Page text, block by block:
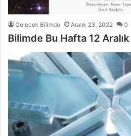
Gelecek Bilimde Aralık 23, 2022 0
Bilimde Bu Hafta 12 Aralık